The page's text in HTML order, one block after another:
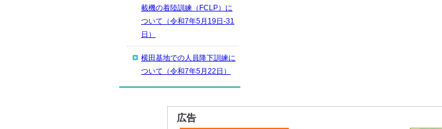
載機の着陸訓練（FCLP）に
ついて（令和7年5月19日-31
日）
横田基地での人員降下訓練に
ついて（令和7年5月22日）
広告